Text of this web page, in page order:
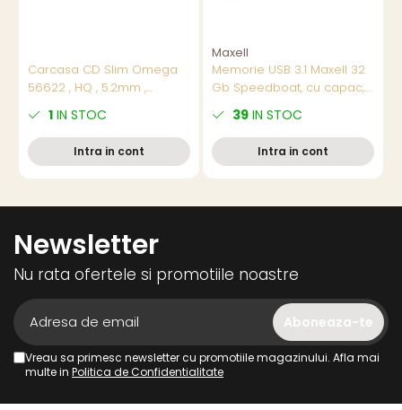
Carcasa CD Slim Omega
56622 , HQ , 5.2mm ,
1 IN STOC
Intra in cont
Maxell
Memorie USB 3.1 Maxell 32
Gb Speedboat, cu capac,
39 IN STOC
Intra in cont
Newsletter
Nu rata ofertele si promotiile noastre
Vreau sa primesc newsletter cu promotiile magazinului. Afla mai
multe in Politica de Confidentialitate